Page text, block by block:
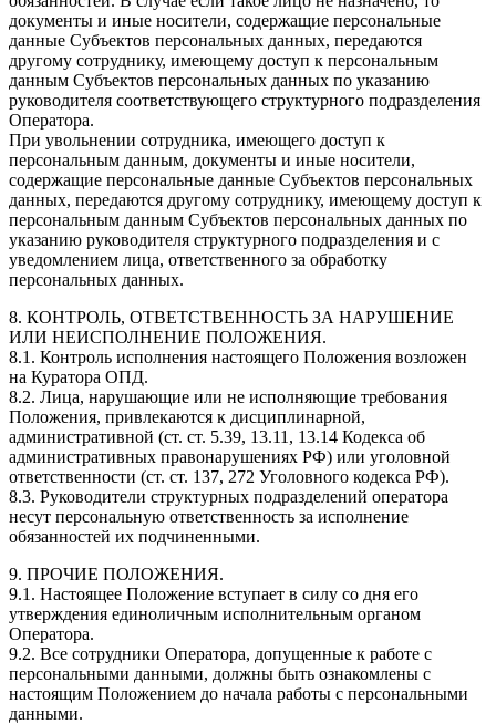
документы и иные носители, содержащие персональные
данные Субъектов персональных данных, передаются
другому сотруднику, имеющему доступ к персональным
данным Субъектов персональных данных по указанию
руководителя соответствующего структурного подразделения
Оператора.
При увольнении сотрудника, имеющего доступ к
персональным данным, документы и иные носители,
содержащие персональные данные Субъектов персональных
данных, передаются другому сотруднику, имеющему доступ к
персональным данным Субъектов персональных данных по
указанию руководителя структурного подразделения и с
уведомлением лица, ответственного за обработку
персональных данных.
8. КОНТРОЛЬ, ОТВЕТСТВЕННОСТЬ ЗА НАРУШЕНИЕ
ИЛИ НЕИСПОЛНЕНИЕ ПОЛОЖЕНИЯ.
8.1. Контроль исполнения настоящего Положения возложен
на Куратора ОПД.
8.2. Лица, нарушающие или не исполняющие требования
Положения, привлекаются к дисциплинарной,
административной (ст. ст. 5.39, 13.11, 13.14 Кодекса об
административных правонарушениях РФ) или уголовной
ответственности (ст. ст. 137, 272 Уголовного кодекса РФ).
8.3. Руководители структурных подразделений оператора
несут персональную ответственность за исполнение
обязанностей их подчиненными.
9. ПРОЧИЕ ПОЛОЖЕНИЯ.
9.1. Настоящее Положение вступает в силу со дня его
утверждения единоличным исполнительным органом
Оператора.
9.2. Все сотрудники Оператора, допущенные к работе с
персональными данными, должны быть ознакомлены с
настоящим Положением до начала работы с персональными
данными.